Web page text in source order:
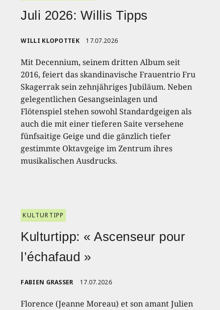
Juli 2026: Willis Tipps
WILLI KLOPOTTEK 17.07.2026
Mit Decennium, seinem dritten Album seit
2016, feiert das skandinavische Frauentrio Fru
Skagerrak sein zehnjähriges Jubiläum. Neben
gelegentlichen Gesangseinlagen und
Flötenspiel stehen sowohl Standardgeigen als
auch die mit einer tieferen Saite versehene
fünfsaitige Geige und die gänzlich tiefer
gestimmte Oktavgeige im Zentrum ihres
musikalischen Ausdrucks.
KULTURTIPP
Kulturtipp: « Ascenseur pour
l’échafaud »
FABIEN GRASSER 17.07.2026
Florence (Jeanne Moreau) et son amant Julien